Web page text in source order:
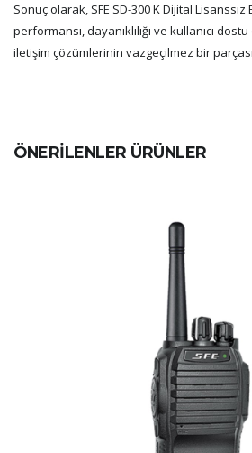
Sonuç olarak, SFE SD-300 K Dijital
performansı, dayanıklılığı ve kullanıcı
iletişim çözümlerinin vazgeçilmez bir
ÖNERİLENLER ÜRÜNLER